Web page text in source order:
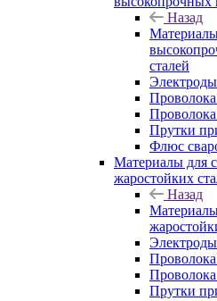
Назад
сталей
Прутки
Флюс
Материалы для
жаростойких
Назад
Прутки